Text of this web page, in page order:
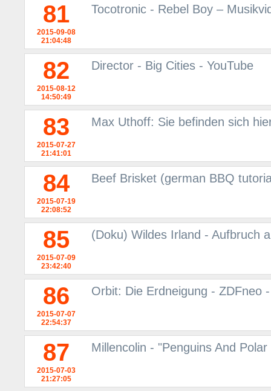
81
2015-09-08
21:04:48
Tocotronic - Rebel Boy –
82
2015-08-12
14:50:49
Director - Big Cities - YouTube
83
2015-07-27
21:41:01
Max Uthoff: Sie befinden sich
84
2015-07-19
22:08:52
Beef Brisket (german BBQ
85
2015-07-09
23:42:40
(Doku) Wildes Irland - Aufbruch
86
2015-07-07
22:54:37
Orbit: Die Erdneigung - ZDFneo
87
2015-07-03
21:27:05
Millencolin - "Penguins And